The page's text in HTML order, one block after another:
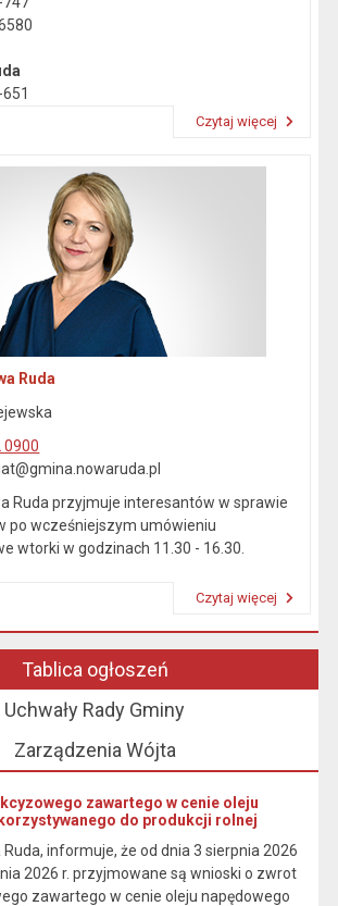
Czytaj więcej
Ruda
0900
Ruda przyjmuje interesantów w sprawie
po wcześniejszym umówieniu
wtorki w godzinach 11.30 - 16.30.
Czytaj więcej
Tablica ogłoszeń
Uchwały Rady Gminy
Zarządzenia Wójta
zawartego w cenie oleju
do produkcji rolnej
Ruda, informuje, że od dnia 3 sierpnia 2026
2026 r. przyjmowane są wnioski o zwrot
zawartego w cenie oleju napędowego